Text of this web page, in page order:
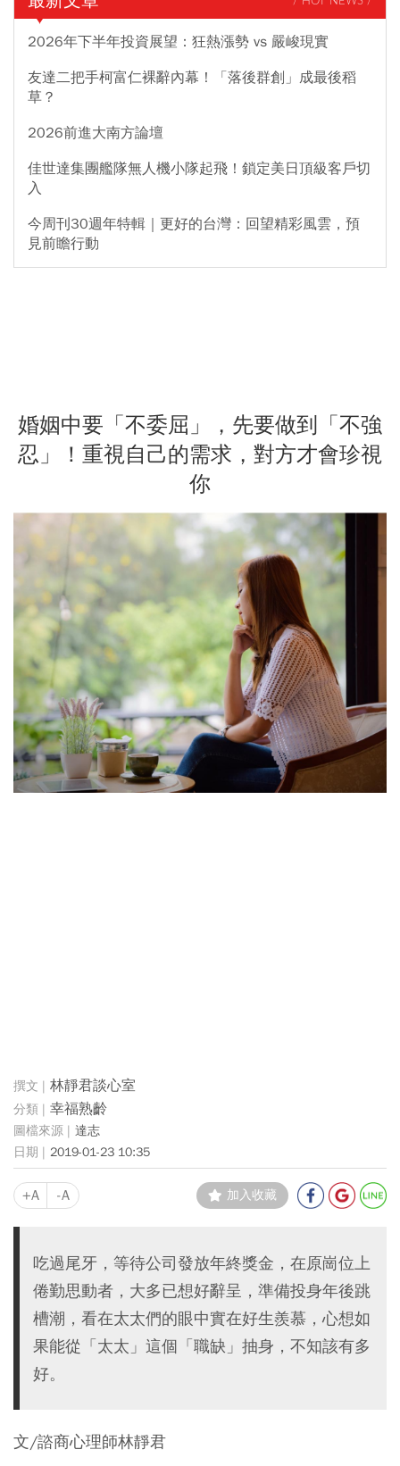
2026年下半年投資展望：狂熱漲勢 vs 嚴峻現實
友達二把手柯富仁裸辭內幕！「落後群創」成最後稻
草？
2026前進大南方論壇
佳世達集團艦隊無人機小隊起飛！鎖定美日頂級客戶切
入
今周刊30週年特輯｜更好的台灣：回望精彩風雲，預
見前瞻行動
婚姻中要「不委屈」，先要做到「不強
忍」！重視自己的需求，對方才會珍視
你
林靜君談心室
幸福熟齡
達志
2019-01-23 10:35
+A -A 加入收藏
吃過尾牙，等待公司發放年終獎金，在原崗位上
倦勤思動者，大多已想好辭呈，準備投身年後跳
槽潮，看在太太們的眼中實在好生羨慕，心想如
果能從「太太」這個「職缺」抽身，不知該有多
好。
文/諮商心理師林靜君